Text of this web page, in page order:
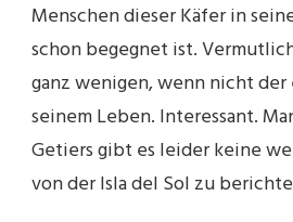
Menschen dieser Käfer in
schon begegnet ist.
ganz wenigen, wenn nicht
seinem Leben. Interessant.
Getiers gibt es leider keine
von der Isla del Sol zu